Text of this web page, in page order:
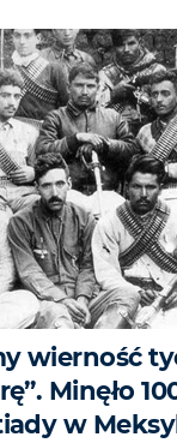
wierność
Minęło
w